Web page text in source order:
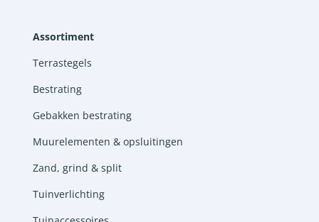
Assortiment
Terrastegels
Bestrating
Gebakken bestrating
Muurelementen & opsluitingen
Zand, grind & split
Tuinverlichting